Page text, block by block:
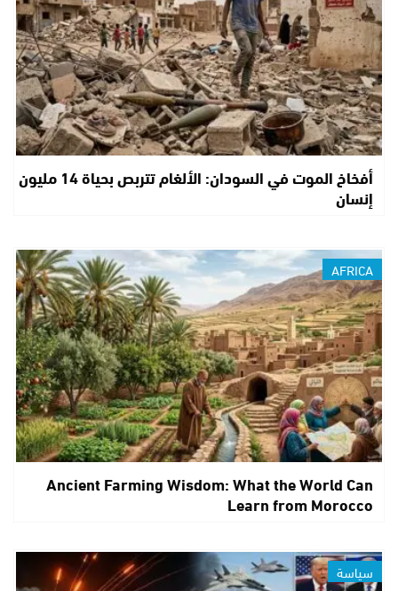
أفخاخ الموت في السودان: الألغام تتربص بحياة 14 مليون
إنسان
AFRICA
Ancient Farming Wisdom: What the World Can
Learn from Morocco
سياسة